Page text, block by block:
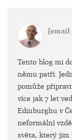
[email
Tento blog mi
němu patří.
pomůže
více jak 7 let
Edinburghu v
neformální
světa, který jim